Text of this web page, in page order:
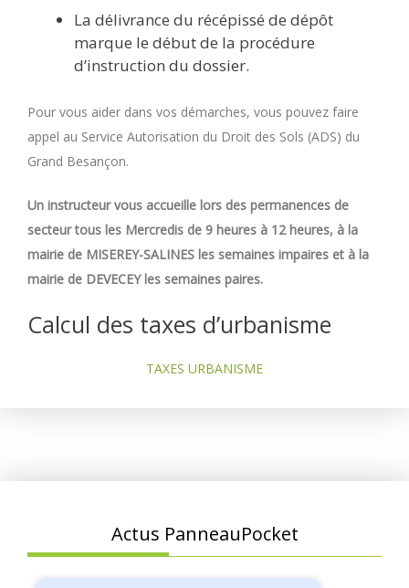
La délivrance du récépissé de dépôt
marque le début de la procédure
d’instruction du dossier.
Pour vous aider dans vos démarches, vous pouvez faire
appel au Service Autorisation du Droit des Sols (ADS) du
Grand Besançon.
Un instructeur vous accueille lors des permanences de
secteur tous les Mercredis de 9 heures à 12 heures, à la
mairie de MISEREY-SALINES les semaines impaires et à la
mairie de DEVECEY les semaines paires.
Calcul des taxes d’urbanisme
TAXES URBANISME
Actus PanneauPocket